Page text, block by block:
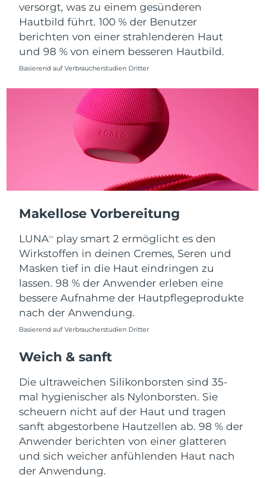
versorgt, was zu einem gesünderen
Hautbild führt. 100 % der Benutzer
berichten von einer strahlenderen Haut
und 98 % von einem besseren Hautbild.
Basierend auf Verbraucherstudien Dritter
Makellose Vorbereitung
LUNATM
play smart 2 ermöglicht es den
Wirkstoffen in deinen Cremes, Seren und
Masken tief in die Haut eindringen zu
lassen. 98 % der Anwender erleben eine
bessere Aufnahme der Hautpflegeprodukte
nach der Anwendung.
Basierend auf Verbraucherstudien Dritter
Weich & sanft
Die ultraweichen Silikonborsten sind 35-
mal hygienischer als Nylonborsten. Sie
scheuern nicht auf der Haut und tragen
sanft abgestorbene Hautzellen ab. 98 % der
Anwender berichten von einer glatteren
und sich weicher anfühlenden Haut nach
der Anwendung.
Südkorea Erwartete Lieferung
Spanien Erwartete Lieferung8/12/26
Schweden Erwartete Lieferung
Erwartete Lieferung
Erwartete Lieferung
Erwartete Lieferung
Erwartete Lieferung8/13/26
Vereinigte Arabische
Emirate
Erwartete Lieferung
Vereinigtes
Königreich
Erwartete Lieferung8/12/26
Vereinigte Staaten Erwartete Lieferung8/13/26
Usbekistan